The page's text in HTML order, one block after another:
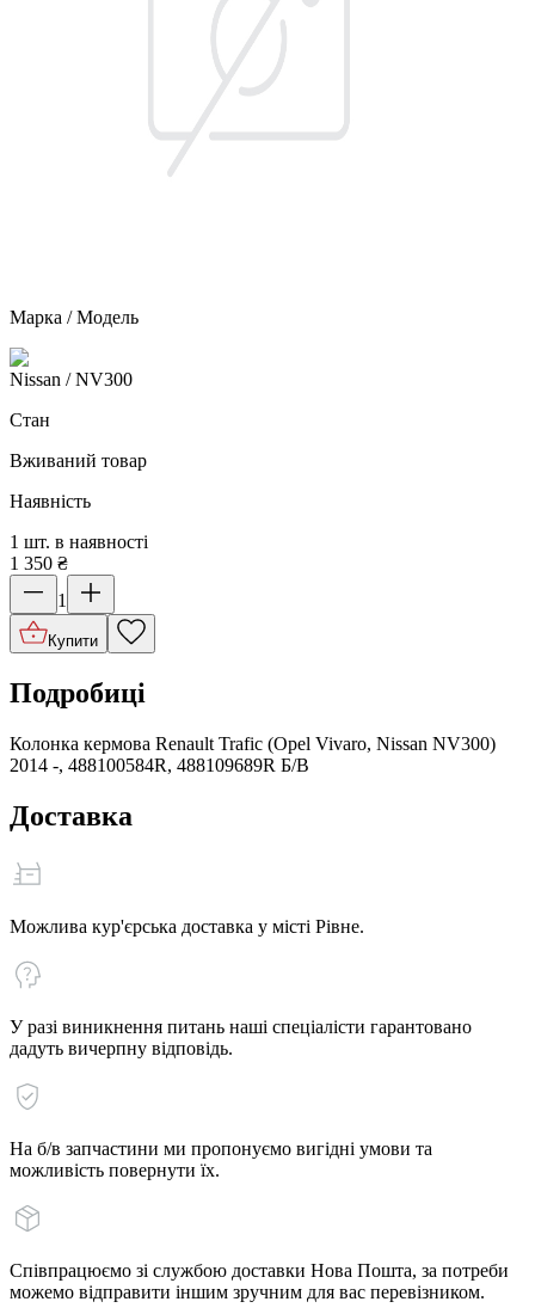
Марка / Модель
Nissan / NV300
Стан
Вживаний товар
Наявність
1 шт. в наявності
1 350 ₴
1
Купити
Подробиці
Колонка кермова Renault Trafic (Opel Vivaro, Nissan NV300)
2014 -, 488100584R, 488109689R Б/В
Доставка
Можлива кур'єрська доставка у місті Рівне.
У разі виникнення питань наші спеціалісти гарантовано
дадуть вичерпну відповідь.
На б/в запчастини ми пропонуємо вигідні умови та
можливість повернути їх.
Співпрацюємо зі службою доставки Нова Пошта, за потреби
можемо відправити іншим зручним для вас перевізником.